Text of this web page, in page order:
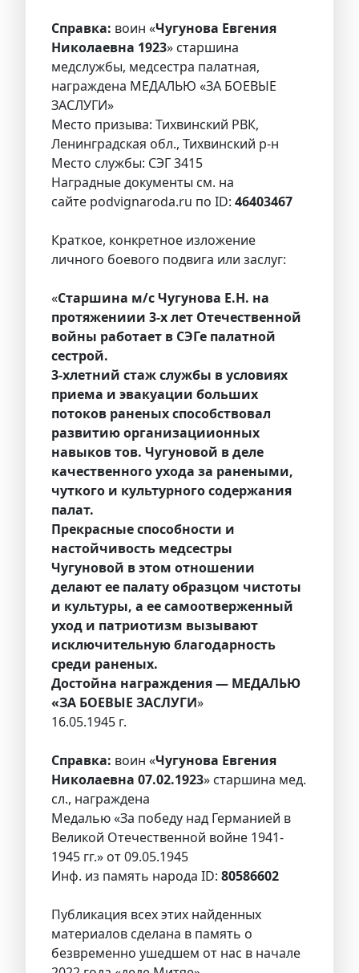
Справка: воин «Чугунова Евгения
Николаевна 1923» старшина
медслужбы, медсестра палатная,
награждена МЕДАЛЬЮ «ЗА БОЕВЫЕ
ЗАСЛУГИ»
Место призыва: Тихвинский РВК,
Ленинградская обл., Тихвинский р-н
Место службы: СЭГ 3415
Наградные документы см. на
сайте podvignaroda.ru по ID: 46403467
Краткое, конкретное изложение
личного боевого подвига или заслуг:
«Старшина м/с Чугунова Е.Н. на
протяжениии 3-х лет Отечественной
войны работает в СЭГе палатной
сестрой.
3-хлетний стаж службы в условиях
приема и эвакуации больших
потоков раненых способствовал
развитию организациионных
навыков тов. Чугуновой в деле
качественного ухода за ранеными,
чуткого и культурного содержания
палат.
Прекрасные способности и
настойчивость медсестры
Чугуновой в этом отношении
делают ее палату образцом чистоты
и культуры, а ее самоотверженный
уход и патриотизм вызывают
исключительную благодарность
среди раненых.
Достойна награждения — МЕДАЛЬЮ
«ЗА БОЕВЫЕ ЗАСЛУГИ»
16.05.1945 г.
Справка: воин «Чугунова Евгения
Николаевна 07.02.1923» старшина мед.
сл., награждена
Медалью «За победу над Германией в
Великой Отечественной войне 1941-
1945 гг.» от 09.05.1945
Инф. из память народа ID: 80586602
Публикация всех этих найденных
материалов сделана в память о
безвременно ушедшем от нас в начале